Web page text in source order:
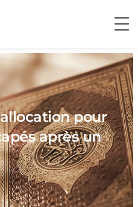
pour
après un